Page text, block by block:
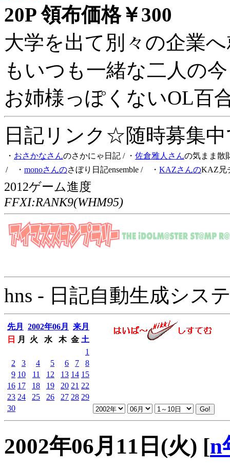
20P 領布価格￥300
大学を出て別々の企業
もいつも一緒な二人の
お姉様っぽくないOL百
日記リンク☆随時募集
・ おさかなさんのさかにゃ日記 / ・ 佐倉雅人さんの気まま散
/ ・ monoさんのさぼり日記ensemble / ・ KAZさんのKAZ兄
2012ゲーム進度
FFXI:RANK9(WHM95)
hns - 日記自動生成シス
先月 2002年06月
来月
日
月 火 水 木 金 土
1
2
3 4 5 6 7
8
9 10 11 12 13 14 15
16 17 18 19 20 21 22
23 24 25 26 27 28 29
30
2002年06月11日(火) [n